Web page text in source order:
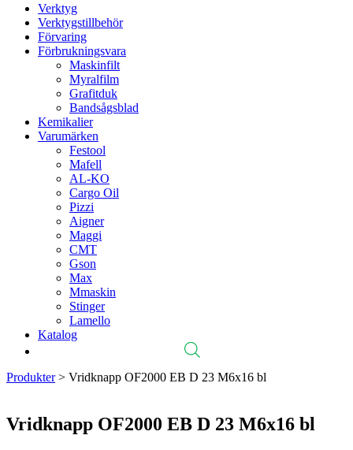
Verktyg
Verktygstillbehör
Förvaring
Förbrukningsvara
Maskinfilt
Myralfilm
Grafitduk
Bandsågsblad
Kemikalier
Varumärken
Festool
Mafell
AL-KO
Cargo Oil
Pizzi
Aigner
Maggi
CMT
Gson
Max
Mmaskin
Stinger
Lamello
Katalog
Produkter> Vridknapp OF2000 EB D 23 M6x16 bl
Vridknapp OF2000 EB D 23 M6x16 bl